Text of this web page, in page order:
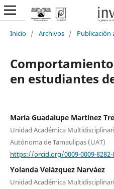
Inicio / Archivos / Publicación
en estudiantes
María Guadalupe Martínez
Unidad Académica
Autónoma de Tamaulipas (UAT)
https://orcid.org/0009-0009-8282-
Yolanda Velázquez Narváez
Unidad Académica